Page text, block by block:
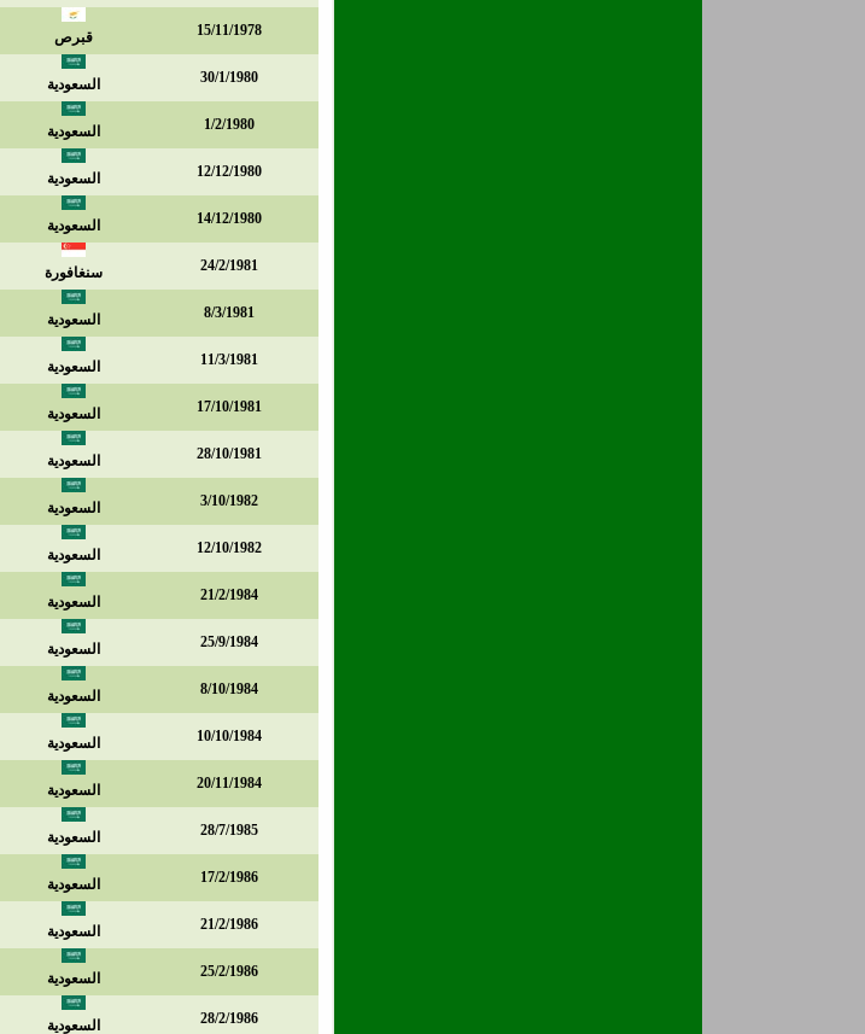
15/11/1978 قبرص
30/1/1980 السعودية
1/2/1980 السعودية
12/12/1980 السعودية
14/12/1980 السعودية
24/2/1981 سنغافورة
8/3/1981 السعودية
11/3/1981 السعودية
17/10/1981 السعودية
28/10/1981 السعودية
3/10/1982 السعودية
12/10/1982 السعودية
21/2/1984 السعودية
25/9/1984 السعودية
8/10/1984 السعودية
10/10/1984 السعودية
20/11/1984 السعودية
28/7/1985 السعودية
17/2/1986 السعودية
21/2/1986 السعودية
25/2/1986 السعودية
28/2/1986 السعودية